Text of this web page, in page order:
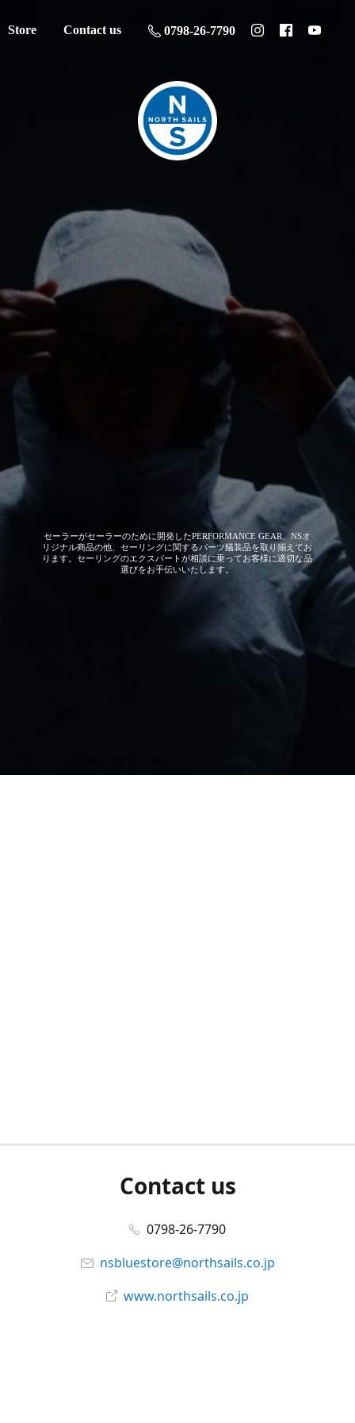
Store Contact us 0798-26-7790
セーラーがセーラーのために開発したPERFORMANCE GEAR、NSオ
リジナル商品の他、セーリングに関するパーツ艤装品を取り揃えてお
ります。セーリングのエクスパートが相談に乗ってお客様に適切な品
選びをお手伝いいたします。
Contact us
0798-26-7790
nsbluestore@northsails.co.jp
www.northsails.co.jp